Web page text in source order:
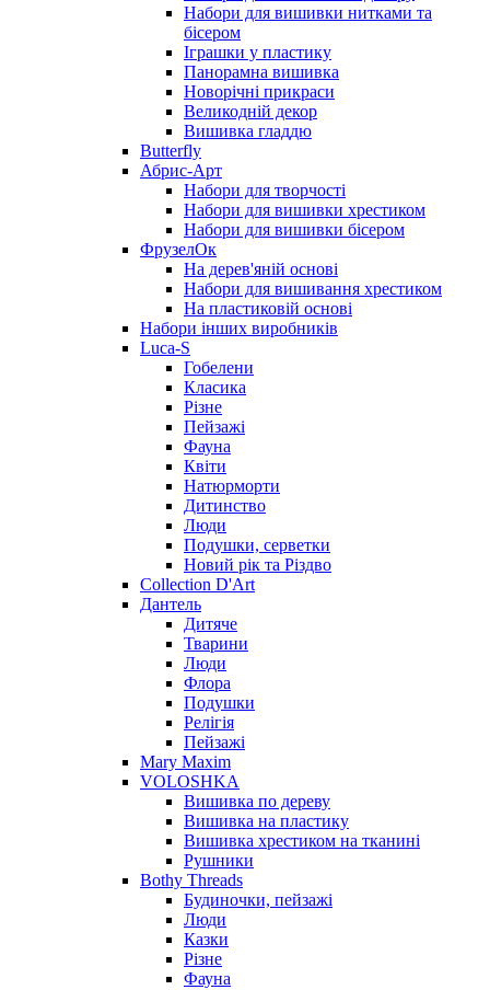
Набори для вишивки нитками та
бісером
Іграшки у пластику
Панорамна вишивка
Новорічні прикраси
Великодній декор
Вишивка гладдю
Butterfly
Абрис-Арт
Набори для творчості
Набори для вишивки хрестиком
Набори для вишивки бісером
ФрузелОк
На дерев'яній основі
Набори для вишивання хрестиком
На пластиковій основі
Набори інших виробників
Luca-S
Гобелени
Класика
Різне
Пейзажі
Фауна
Квіти
Натюрморти
Дитинство
Люди
Подушки, серветки
Новий рік та Різдво
Collection D'Art
Дантель
Дитяче
Тварини
Люди
Флора
Подушки
Релігія
Пейзажі
Mary Maxim
VOLOSHKA
Вишивка по дереву
Вишивка на пластику
Вишивка хрестиком на тканині
Рушники
Bothy Threads
Будиночки, пейзажі
Люди
Казки
Різне
Фауна